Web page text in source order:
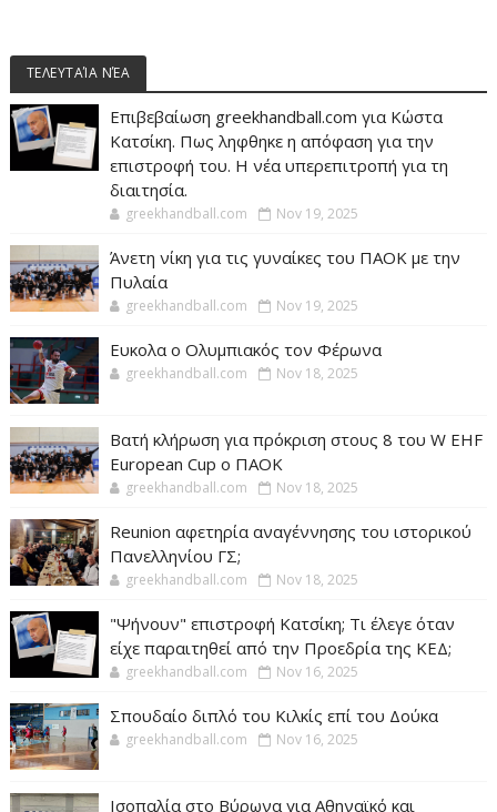
ΤΕΛΕΥΤΑΊΑ ΝΈΑ
Επιβεβαίωση greekhandball.com για Κώστα
Κατσίκη. Πως ληφθηκε η απόφαση για την
επιστροφή του. Η νέα υπερεπιτροπή για τη
διαιτησία.
greekhandball.com Nov 19, 2025
Άνετη νίκη για τις γυναίκες του ΠΑΟΚ με την
Πυλαία
greekhandball.com Nov 19, 2025
Ευκολα ο Ολυμπιακός τον Φέρωνα
greekhandball.com Nov 18, 2025
Βατή κλήρωση για πρόκριση στους 8 του W EHF
European Cup ο ΠΑΟΚ
greekhandball.com Nov 18, 2025
Reunion αφετηρία αναγέννησης του ιστορικού
Πανελληνίου ΓΣ;
greekhandball.com Nov 18, 2025
"Ψήνουν" επιστροφή Κατσίκη; Τι έλεγε όταν
είχε παραιτηθεί από την Προεδρία της ΚΕΔ;
greekhandball.com Nov 16, 2025
Σπουδαίο διπλό του Κιλκίς επί του Δούκα
greekhandball.com Nov 16, 2025
Ισοπαλία στο Βύρωνα για Αθηναϊκό και